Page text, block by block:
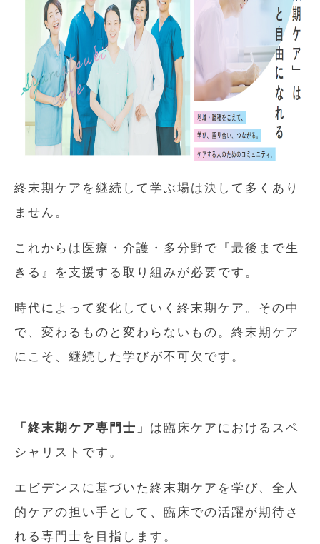
終末期ケアを継続して学ぶ場は決して多くあり
ません。
これからは医療・介護・多分野で『最後まで生
きる』を支援する取り組みが必要です。
時代によって変化していく終末期ケア。その中
で、変わるものと変わらないもの。終末期ケア
にこそ、継続した学びが不可欠です。
「終末期ケア専門士」 は臨床ケアにおけるスペ
シャリストです。
エビデンスに基づいた終末期ケアを学び、全人
的ケアの担い手として、臨床での活躍が期待さ
れる専門士を目指します。